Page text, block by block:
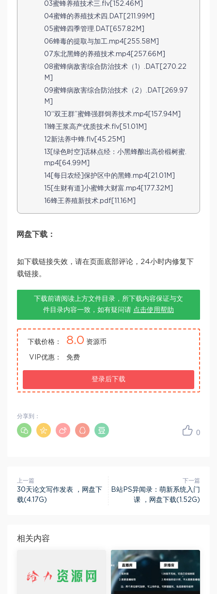
03蜜蜂养殖技术三.flv[152.46M]
04蜜蜂的养殖技术四.DAT[211.99M]
05蜜蜂四季管理.DAT[657.82M]
06蜂毒的提取与加工.mp4[255.58M]
07东北黑蜂的养殖技术.mp4[257.66M]
08蜜蜂病敌害综合防治技术（1）.DAT[270.22
M]
09蜜蜂病敌害综合防治技术（2）.DAT[269.97
M]
10“双王群”蜜蜂强群饲养技术.mp4[157.94M]
11蜂王浆高产优质技术.flv[51.01M]
12新法养中蜂.flv[45.25M]
13[绿色时空]话林点经：小黑蜂酿出高价椴树蜜.
mp4[64.99M]
14[每日农经]保护区中的黑蜂.mp4[21.01M]
15[生财有道]小蜜蜂大财富.mp4[177.32M]
16蜂王养殖新技术.pdf[11.16M]
网盘下载：
如下载链接失效，请在页面底部评论，24小时内修复下
载链接。
下载前请阅读上方文件目录，所下载内容保证与文
件目录内容一致，如有疑问请 点击使用帮助
下载价格： 8.0 资源币
VIP优惠： 免费
登录后下载
0
分享到：
上一篇
30天论文写作发表 ，网盘下
载(4.17G)
下一篇
B站PS异闻录：萌新系统入门
课 ，网盘下载(1.52G)
相关内容